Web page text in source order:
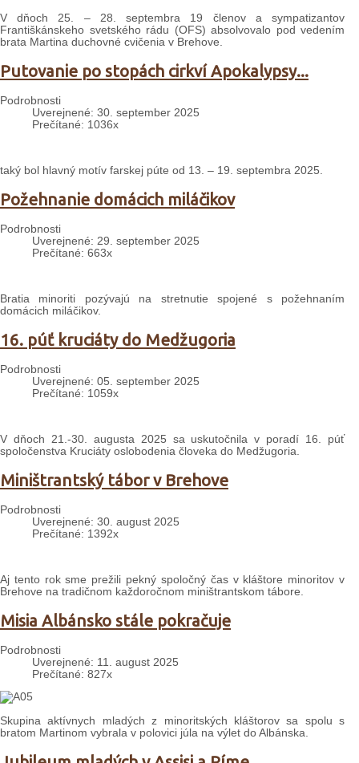
V dňoch 25. – 28. septembra 19 členov a sympatizantov
Františkánskeho svetského rádu (OFS) absolvovalo pod vedením
brata Martina duchovné cvičenia v Brehove.
Putovanie po stopách cirkví Apokalypsy...
Podrobnosti
Uverejnené: 30. september 2025
Prečítané: 1036x
taký bol hlavný motív farskej púte od 13. – 19. septembra 2025.
Požehnanie domácich miláčikov
Podrobnosti
Uverejnené: 29. september 2025
Prečítané: 663x
Bratia minoriti pozývajú na stretnutie spojené s požehnaním
domácich miláčikov.
16. púť kruciáty do Medžugoria
Podrobnosti
Uverejnené: 05. september 2025
Prečítané: 1059x
V dňoch 21.-30. augusta 2025 sa uskutočnila v poradí 16. púť
spoločenstva Kruciáty oslobodenia človeka do Medžugoria.
Miništrantský tábor v Brehove
Podrobnosti
Uverejnené: 30. august 2025
Prečítané: 1392x
Aj tento rok sme prežili pekný spoločný čas v kláštore minoritov v
Brehove na tradičnom každoročnom miništrantskom tábore.
Misia Albánsko stále pokračuje
Podrobnosti
Uverejnené: 11. august 2025
Prečítané: 827x
Skupina aktívnych mladých z minoritských kláštorov sa spolu s
bratom Martinom vybrala v polovici júla na výlet do Albánska.